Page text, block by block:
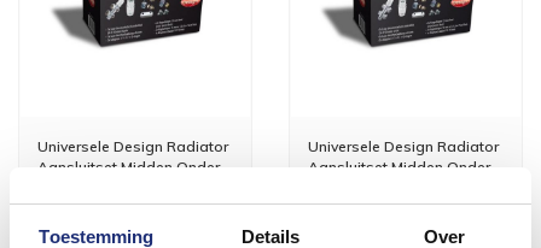
Toestemming Details Over
Universele Design Radiator
Aansluitset Midden Onder
volgende werkdag in huis
Universele Design Radiator
Aansluitset Midden Onder
volgende werkdag in huis